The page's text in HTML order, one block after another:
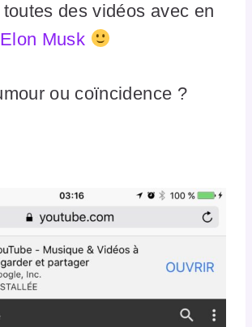
des vidéos avec en
Elon Musk
ou coïncidence ?